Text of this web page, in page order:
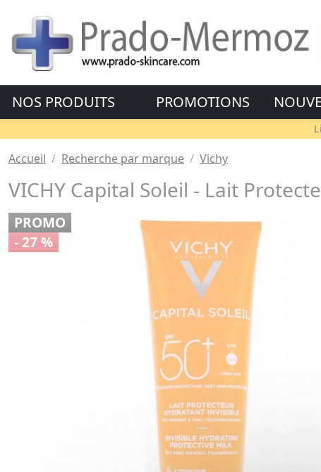
NOS PRODUITS PROMOTIONS
Accueil Recherche par marque Vichy
VICHY Capital Soleil - Lait
PROMO
- 27 %